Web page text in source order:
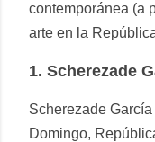
contemporánea (a
arte en la
1. Scherezade
Scherezade
Domingo,